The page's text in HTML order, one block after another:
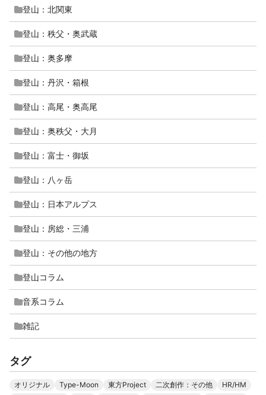
登山：北関東
登山：秩父・奥武蔵
登山：奥多摩
登山：丹沢・箱根
登山：高尾・奥高尾
登山：奥秩父・大月
登山：富士・御坂
登山：八ヶ岳
登山：日本アルプス
登山：房総・三浦
登山：その他の地方
登山コラム
音系コラム
雑記
タグ
オリジナル Type-Moon 東方Project 二次創作：その他
HR/HM